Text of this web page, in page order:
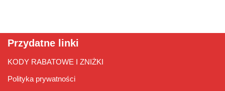
Przydatne linki
KODY RABATOWE I ZNIŻKI
Polityka prywatności